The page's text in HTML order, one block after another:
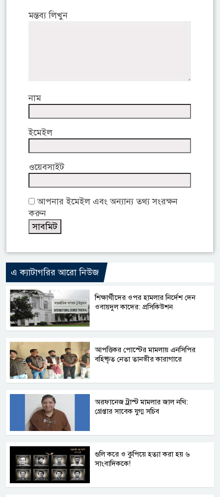
মন্তব্য লিখুন
নাম
ইমেইল
ওয়েবসাইট
আপনার ইমেইল এবং অন্যান্য তথ্য সংরক্ষন
করুন
এ ক্যাটাগরির আরো নিউজ
শিক্ষার্থীদের ওপর হামলার নির্দেশ দেন
ওবায়দুল কাদের: প্রসিকিউশন
আপত্তিকর পোস্টের মামলায় এনসিপির
বহিষ্কৃত নেতা তানভীর কারাগারে
অরফানেজ ট্রাস্ট মামলার জাল নথি:
গ্রেপ্তার সাবেক যুগ্ম সচিব
গুলি করে ও কুপিয়ে হত্যা করা হয় ৬
সাংবাদিককে!